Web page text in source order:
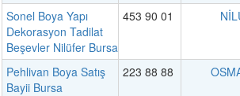
Sonel Boya Yapı
Dekorasyon Tadilat
Beşevler Nilüfer Bursa
453 90 01
Pehlivan Boya Satış
Bayii Bursa
223 88 88